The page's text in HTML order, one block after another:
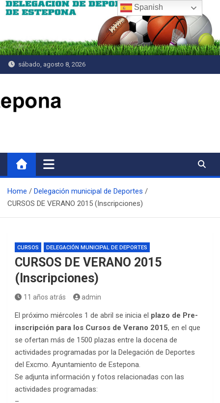
Saltar
sábado, agosto 8, 2026
Home
Delegación municipal de Deportes
CURSOS DE VERANO 2015 (Inscripciones)
CURSOS DELEGACIÓN MUNICIPAL DE DEPORTES
CURSOS DE VERANO 2015
(Inscripciones)
11 años atrás admin
El próximo miércoles 1 de abril se inicia el plazo de Pre-
inscripción para los Cursos de Verano 2015, en el que
se ofertan más de 1500 plazas entre la docena de
actividades programadas por la Delegación de Deportes
del Excmo. Ayuntamiento de Estepona.
Se adjunta información y fotos relacionadas con las
actividades programadas:
Spanish